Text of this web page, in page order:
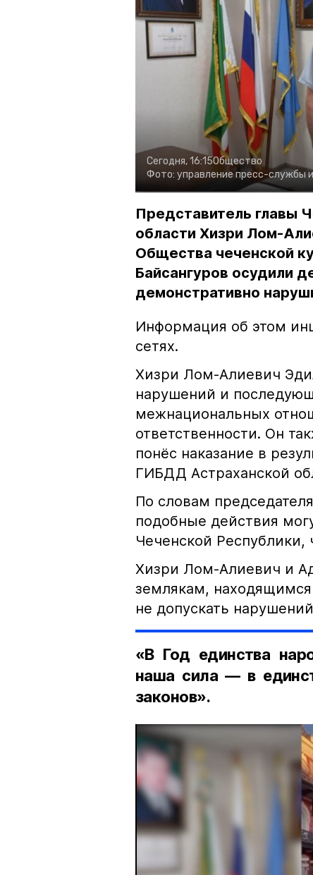
Сегодня, 16:15Общество
Фото: управление пресс-службы
Представитель главы
области Хизри Лом-
Общества чеченской
Байсангуров осудили
демонстративно
Информация об этом
сетях.
Хизри Лом-Алиевич
нарушений и
межнациональных
ответственности. Он
понёс наказание в
ГИБДД Астраханской
По словам
подобные действия
Чеченской Республики,
Хизри Лом-Алиевич и
землякам, находящимся
не допускать
«В Год единства
наша сила — в
законов».